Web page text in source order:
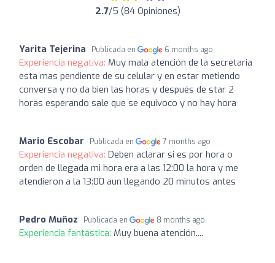
2.7/5 (84 Opiniones)
Yarita Tejerina Publicada en 6 months ago
Experiencia negativa: Muy mala atención de la secretaria
esta mas pendiente de su celular y en estar metiendo
conversa y no da bien las horas y después de star 2
horas esperando sale que se equivoco y no hay hora
Mario Escobar Publicada en 7 months ago
Experiencia negativa: Deben aclarar si es por hora o
orden de llegada mi hora era a las 12:00 la hora y me
atendieron a la 13:00 aun llegando 20 minutos antes
Pedro Muñoz Publicada en 8 months ago
Experiencia fantástica: Muy buena atención....